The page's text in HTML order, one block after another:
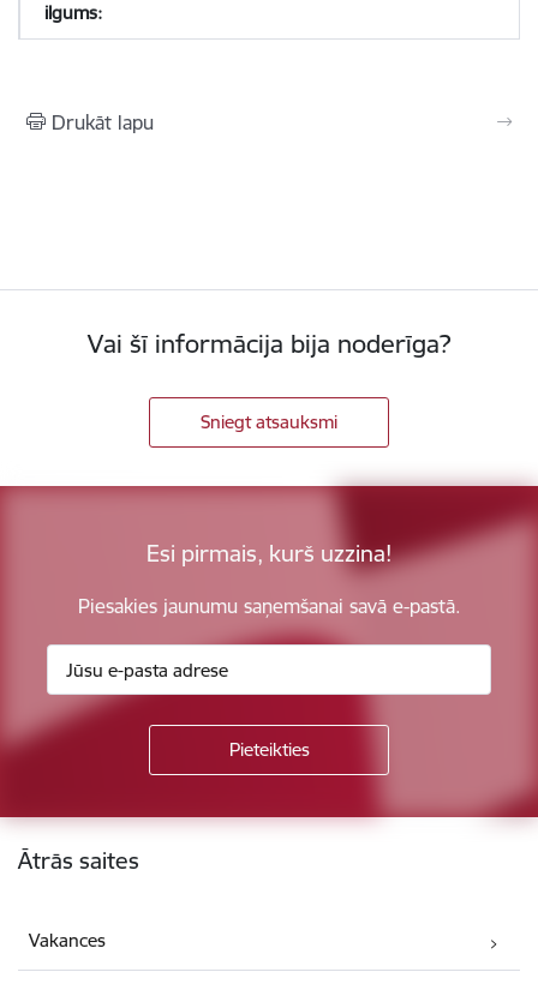
Drukāt lapu
Vai šī informācija bija noderīga?
Sniegt atsauksmi
Esi pirmais, kurš uzzina!
Piesakies jaunumu saņemšanai savā e-pastā.
Kājene
Ātrās saites
Vakances